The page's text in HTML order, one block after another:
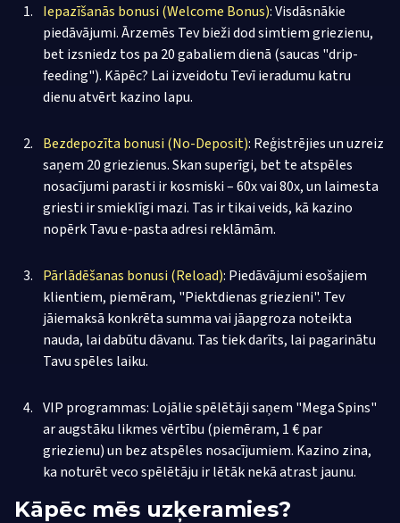
Iepazīšanās bonusi (Welcome Bonus): Visdāsnākie
piedāvājumi. Ārzemēs Tev bieži dod simtiem griezienu,
bet izsniedz tos pa 20 gabaliem dienā (saucas "drip-
feeding"). Kāpēc? Lai izveidotu Tevī ieradumu katru
dienu atvērt kazino lapu.
Bezdepozīta bonusi (No-Deposit): Reģistrējies un uzreiz
saņem 20 griezienus. Skan superīgi, bet te atspēles
nosacījumi parasti ir kosmiski – 60x vai 80x, un laimesta
griesti ir smieklīgi mazi. Tas ir tikai veids, kā kazino
nopērk Tavu e-pasta adresi reklāmām.
Pārlādēšanas bonusi (Reload): Piedāvājumi esošajiem
klientiem, piemēram, "Piektdienas griezieni". Tev
jāiemaksā konkrēta summa vai jāapgroza noteikta
nauda, lai dabūtu dāvanu. Tas tiek darīts, lai pagarinātu
Tavu spēles laiku.
VIP programmas: Lojālie spēlētāji saņem "Mega Spins"
ar augstāku likmes vērtību (piemēram, 1 € par
griezienu) un bez atspēles nosacījumiem. Kazino zina,
ka noturēt veco spēlētāju ir lētāk nekā atrast jaunu.
Kāpēc mēs uzķeramies?